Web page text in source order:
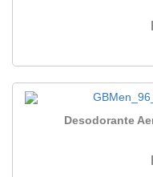
Desodorante